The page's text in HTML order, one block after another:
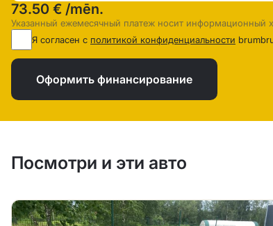
73.50 € /mēn.
Указанный ежемесячный платеж носит информационный
Я согласен с политикой конфиденциальности
Оформить финансирование
Посмотри и эти авто